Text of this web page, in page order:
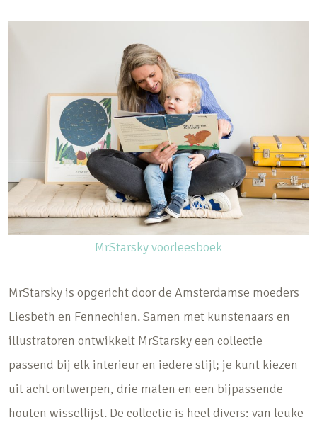
MrStarsky voorleesboek
MrStarsky is opgericht door de Amsterdamse moeders
Liesbeth en Fennechien. Samen met kunstenaars en
illustratoren ontwikkelt MrStarsky een collectie
passend bij elk interieur en iedere stijl; je kunt kiezen
uit acht ontwerpen, drie maten en een bijpassende
houten wissellijst. De collectie is heel divers: van leuke